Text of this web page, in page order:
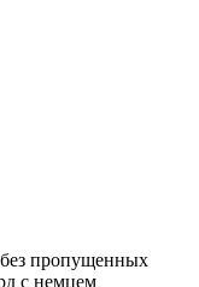
пропущенных
с немцем